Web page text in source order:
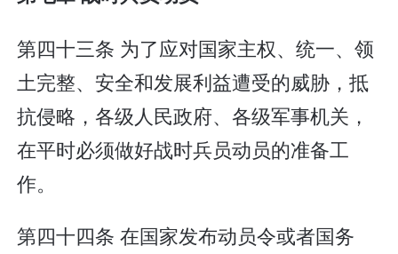
第四十三条 为了应对国家主权、统一、领
土完整、安全和发展利益遭受的威胁，抵
抗侵略，各级人民政府、各级军事机关，
在平时必须做好战时兵员动员的准备工
作。
第四十四条 在国家发布动员令或者国务